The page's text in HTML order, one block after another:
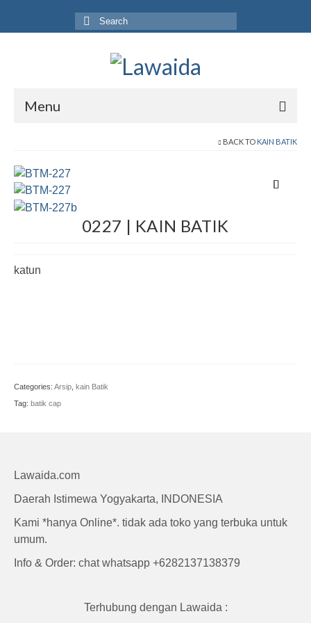
Search
for:
Menu
Produk
Koleksi
BACK TO KAIN BATIK
0227 | KAIN BATIK
katun
Categories: Arsip kain Batik
Tag: batik cap
Lawaida.com
Daerah Istimewa Yogyakarta, INDONESIA
Kami *hanya Online*. tidak ada toko yang terbuka untuk
umum.
Info & Order: chat whatsapp +6282137138379
Terhubung dengan Lawaida :